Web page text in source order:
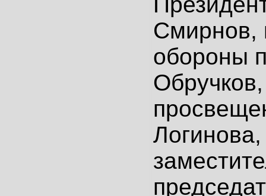
Смирнов,
обороны